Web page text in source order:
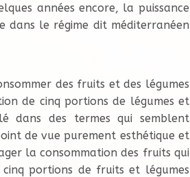
années encore, la puissance
le régime dit méditerranéen
des fruits et des légumes
de cinq portions de légumes et
dans des termes qui semblent
de vue purement esthétique et
la consommation des fruits qui
portions de fruits et légumes